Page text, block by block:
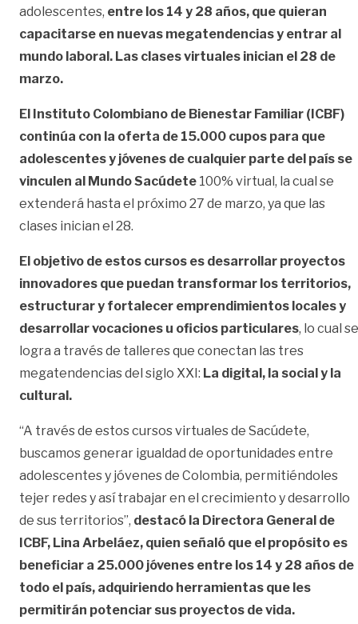
adolescentes, entre los 14 y 28 años, que quieran
capacitarse en nuevas megatendencias y entrar al
mundo laboral. Las clases virtuales inician el 28 de
marzo.
El Instituto Colombiano de Bienestar Familiar (ICBF)
continúa con la oferta de 15.000 cupos para que
adolescentes y jóvenes de cualquier parte del país se
vinculen al Mundo Sacúdete 100% virtual, la cual se
extenderá hasta el próximo 27 de marzo, ya que las
clases inician el 28.
El objetivo de estos cursos es desarrollar proyectos
innovadores que puedan transformar los territorios,
estructurar y fortalecer emprendimientos locales y
desarrollar vocaciones u oficios particulares, lo cual se
logra a través de talleres que conectan las tres
megatendencias del siglo XXI: La digital, la social y la
cultural.
“A través de estos cursos virtuales de Sacúdete,
buscamos generar igualdad de oportunidades entre
adolescentes y jóvenes de Colombia, permitiéndoles
tejer redes y así trabajar en el crecimiento y desarrollo
de sus territorios”, destacó la Directora General de
ICBF, Lina Arbeláez, quien señaló que el propósito es
beneficiar a 25.000 jóvenes entre los 14 y 28 años de
todo el país, adquiriendo herramientas que les
permitirán potenciar sus proyectos de vida.